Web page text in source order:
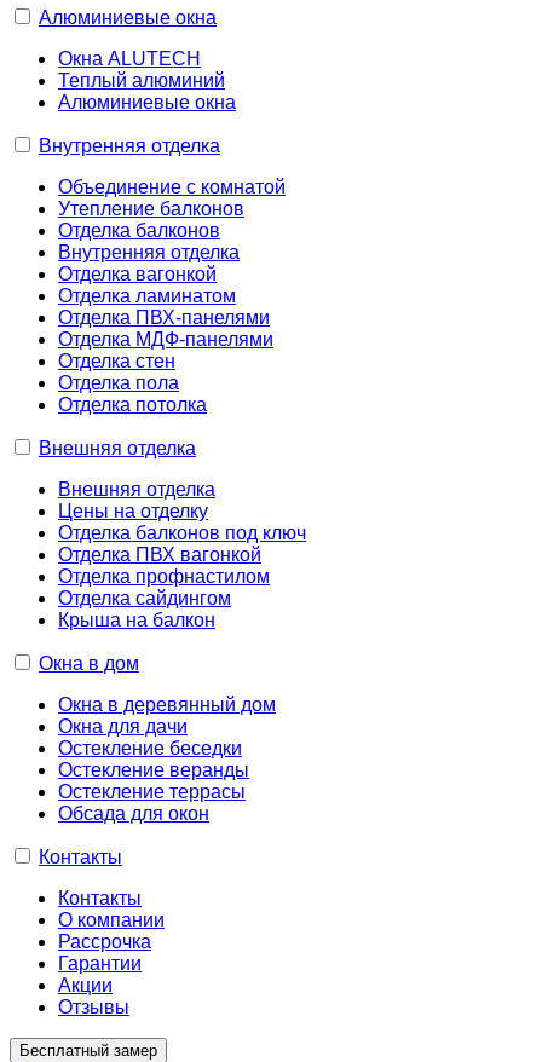
Алюминиевые окна
Окна ALUTECH
Теплый алюминий
Алюминиевые окна
Внутренняя отделка
Объединение с комнатой
Утепление балконов
Отделка балконов
Внутренняя отделка
Отделка вагонкой
Отделка ламинатом
Отделка ПВХ-панелями
Отделка МДФ-панелями
Отделка стен
Отделка пола
Отделка потолка
Внешняя отделка
Внешняя отделка
Цены на отделку
Отделка балконов под ключ
Отделка ПВХ вагонкой
Отделка профнастилом
Отделка сайдингом
Крыша на балкон
Окна в дом
Окна в деревянный дом
Окна для дачи
Остекление беседки
Остекление веранды
Остекление террасы
Обсада для окон
Контакты
Контакты
О компании
Рассрочка
Гарантии
Акции
Отзывы
Бесплатный замер